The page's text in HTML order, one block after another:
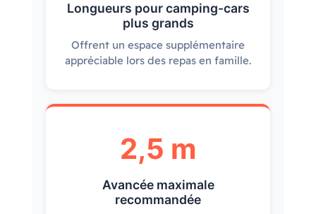
Longueurs pour camping-cars
plus grands
Offrent un espace supplémentaire
appréciable lors des repas en famille.
2,5 m
Avancée maximale
recommandée